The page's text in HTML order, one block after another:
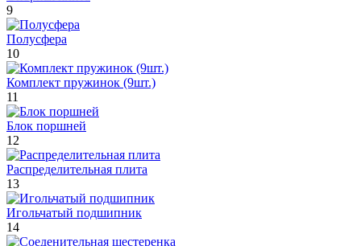
9
Полусфера
10
Комплект пружинок (9шт.)
11
Блок поршней
12
Распределительная плита
13
Игольчатый подшипник
14